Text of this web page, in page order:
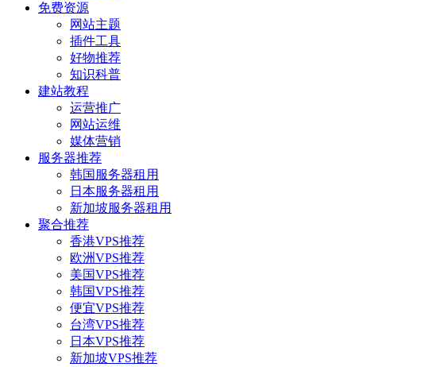
免费资源
网站主题
插件工具
好物推荐
知识科普
建站教程
运营推广
网站运维
媒体营销
服务器推荐
韩国服务器租用
日本服务器租用
新加坡服务器租用
聚合推荐
香港VPS推荐
欧洲VPS推荐
美国VPS推荐
韩国VPS推荐
便宜VPS推荐
台湾VPS推荐
日本VPS推荐
新加坡VPS推荐